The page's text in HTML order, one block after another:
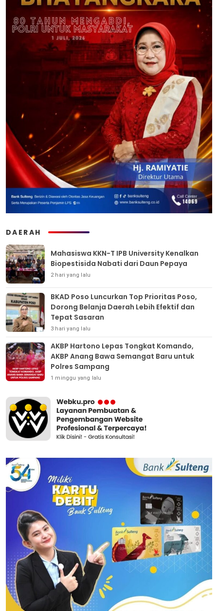
DAERAH
Mahasiswa KKN-T IPB University Kenalkan
Biopestisida Nabati dari Daun Pepaya
2 hari yang lalu
BKAD Poso Luncurkan Top Prioritas Poso,
Dorong Belanja Daerah Lebih Efektif dan
Tepat Sasaran
3 hari yang lalu
AKBP Hartono Lepas Tongkat Komando,
AKBP Anang Bawa Semangat Baru untuk
Polres Sampang
1 minggu yang lalu